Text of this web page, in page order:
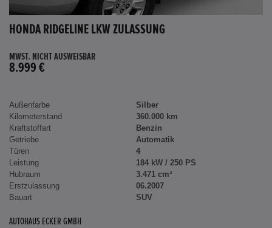
HONDA RIDGELINE LKW ZULASSUNG
MWST. NICHT AUSWEISBAR
8.999 €
Außenfarbe
Silber
Kilometerstand
360.000 km
Kraftstoffart
Benzin
Getriebe
Automatik
Türen
4
Leistung
184 kW / 250 PS
Hubraum
3.471 cm³
Erstzulassung
06.2007
Bauart
SUV
AUTOHAUS ECKER GMBH